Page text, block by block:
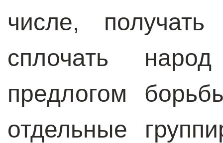
числе,
сплочать
предлогом
отдельные